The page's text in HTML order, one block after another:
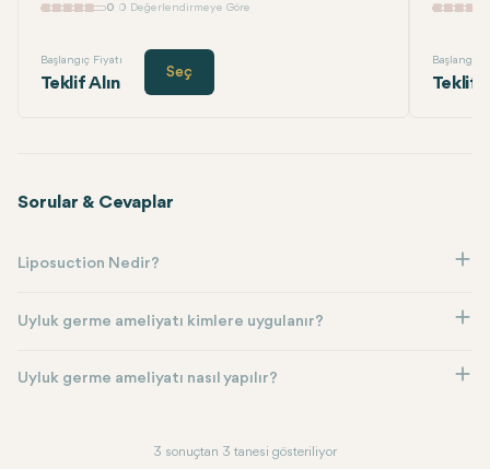
0 0 Değerlendirmeye Göre
Başlangıç Fiyatı
Teklif Alın
Seç
Başlangıç
Teklif
Sorular & Cevaplar
Liposuction Nedir?
Uyluk germe ameliyatı kimlere uygulanır?
Uyluk germe ameliyatı nasıl yapılır?
3 sonuçtan 3 tanesi gösteriliyor